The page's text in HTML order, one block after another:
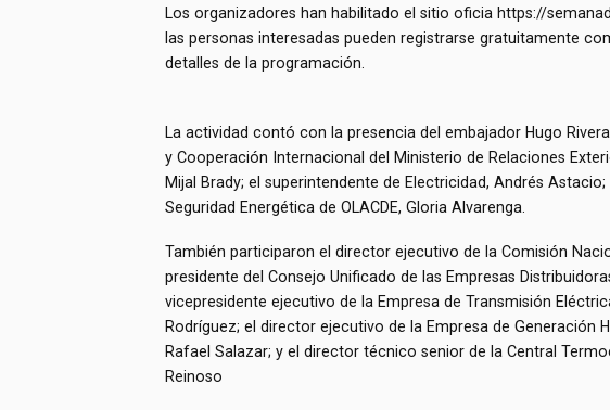
Los organizadores han habilitado el sitio oficia https://
las personas interesadas pueden registrarse gratuitamente
detalles de la programación.
La actividad contó con la presencia del embajador Hugo
y Cooperación Internacional del Ministerio de Relaciones
Mijal Brady; el superintendente de Electricidad, Andrés
Seguridad Energética de OLACDE, Gloria Alvarenga.
También participaron el director ejecutivo de la Comisión
presidente del Consejo Unificado de las Empresas
vicepresidente ejecutivo de la Empresa de Transmisión
Rodríguez; el director ejecutivo de la Empresa de Generación
Rafael Salazar; y el director técnico senior de la Central
Reinoso